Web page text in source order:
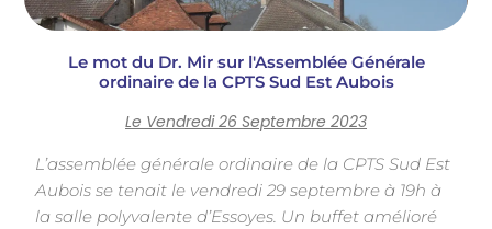
Le mot du Dr. Mir sur l'Assemblée Générale
ordinaire de la CPTS Sud Est Aubois
Le Vendredi 26 Septembre 2023
L’assemblée générale ordinaire de la CPTS Sud Est
Aubois se tenait le vendredi 29 septembre à 19h à
la salle polyvalente d’Essoyes. Un buffet amélioré